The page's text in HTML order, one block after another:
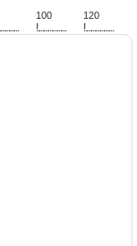
............
100
!...................
120
!...................